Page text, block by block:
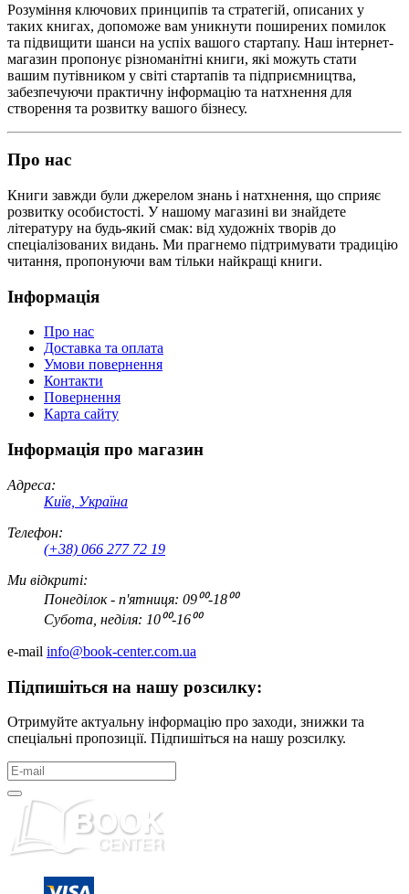
Розуміння ключових принципів та стратегій, описаних у
таких книгах, допоможе вам уникнути поширених помилок
та підвищити шанси на успіх вашого стартапу. Наш інтернет-
магазин пропонує різноманітні книги, які можуть стати
вашим путівником у світі стартапів та підприємництва,
забезпечуючи практичну інформацію та натхнення для
створення та розвитку вашого бізнесу.
Про нас
Книги завжди були джерелом знань і натхнення, що сприяє
розвитку особистості. У нашому магазині ви знайдете
літературу на будь-який смак: від художніх творів до
спеціалізованих видань. Ми прагнемо підтримувати традицію
читання, пропонуючи вам тільки найкращі книги.
Інформація
Про нас
Доставка та оплата
Умови повернення
Контакти
Повернення
Карта сайту
Інформація про магазин
Адреса:
Київ, Україна
Телефон:
(+38) 066 277 72 19
Ми відкриті:
Понеділок - п'ятниця: 09⁰⁰-18⁰⁰
Субота, неділя: 10⁰⁰-16⁰⁰
e-mail info@book-center.com.ua
Підпишіться на нашу розсилку:
Отримуйте актуальну інформацію про заходи, знижки та
спеціальні пропозиції. Підпишіться на нашу розсилку.